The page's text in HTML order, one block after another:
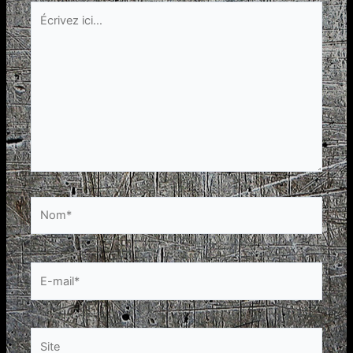
Écrivez
ici…
Nom*
E-
mail*
Site